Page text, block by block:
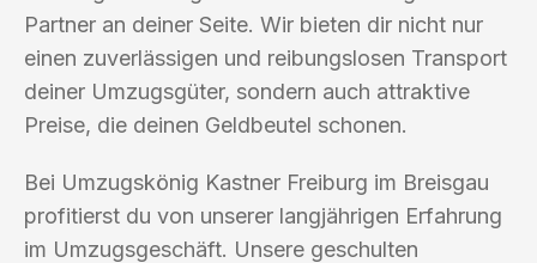
Partner an deiner Seite. Wir bieten dir nicht nur
einen zuverlässigen und reibungslosen Transport
deiner Umzugsgüter, sondern auch attraktive
Preise, die deinen Geldbeutel schonen.
Bei Umzugskönig Kastner Freiburg im Breisgau
profitierst du von unserer langjährigen Erfahrung
im Umzugsgeschäft. Unsere geschulten